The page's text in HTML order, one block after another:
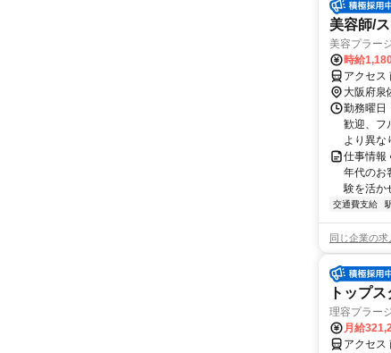
美容師/
美容プラー
時給
アクセス
大阪府泉
勤務曜日
歓迎、フ
より異な
仕事情報
年代のお
験を活か
交通費支給
同じ企業の求
トップ
理容プラー
月給
アクセス